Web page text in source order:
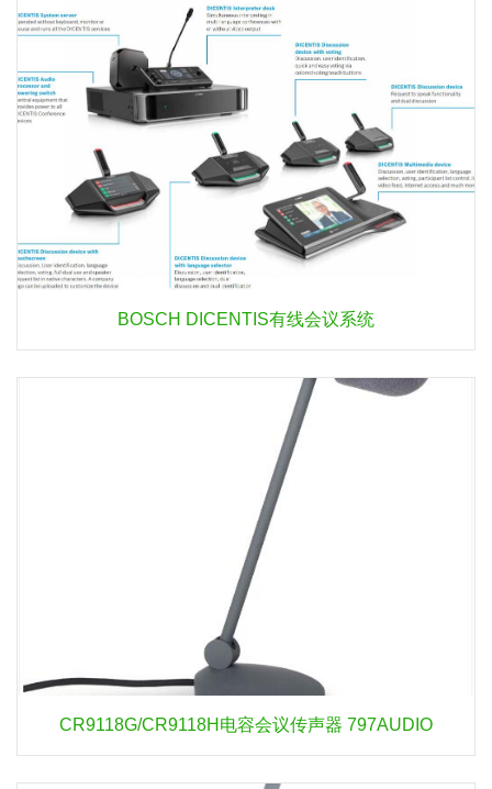
BOSCH DICENTIS有线会议系统
CR9118G/CR9118H电容会议传声器 797AUDIO